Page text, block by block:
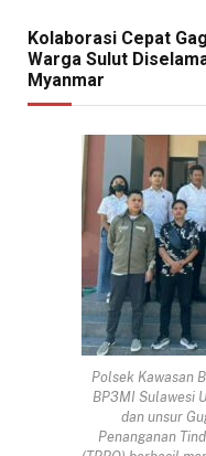
Kolaborasi Cepat
Warga Sulut
Myanmar
Polsek Kawasan
BP3MI Sulawesi
dan unsur
Penanganan